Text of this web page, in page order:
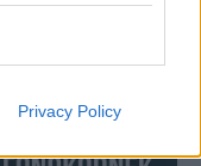
Privacy Policy
Művészetek